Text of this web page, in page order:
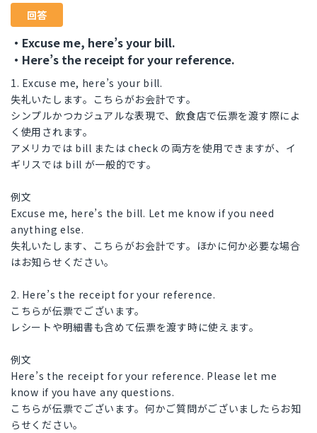
回答
・Excuse me, here’s your bill.
・Here’s the receipt for your reference.
1. Excuse me, here’s your bill.
失礼いたします。こちらがお会計です。
シンプルかつカジュアルな表現で、飲食店で伝票を渡す際によ
く使用されます。
アメリカでは bill または check の両方を使用できますが、イ
ギリスでは bill が一般的です。
例文
Excuse me, here’s the bill. Let me know if you need
anything else.
失礼いたします、こちらがお会計です。ほかに何か必要な場合
はお知らせください。
2. Here’s the receipt for your reference.
こちらが伝票でございます。
レシートや明細書も含めて伝票を渡す時に使えます。
例文
Here’s the receipt for your reference. Please let me
know if you have any questions.
こちらが伝票でございます。何かご質問がございましたらお知
らせください。